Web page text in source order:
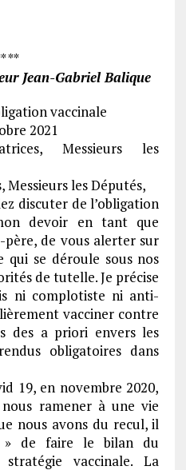
**
Jean-Gabriel Balique
vaccinale
2021
Messieurs les
Messieurs les Députés,
discuter de l’obligation
devoir en tant que
de vous alerter sur
qui se déroule sous nos
de tutelle. Je précise
ni complotiste ni anti-
vacciner contre
des a priori envers les
obligatoires dans
19, en novembre 2020,
ramener à une vie
nous avons du recul, il
» de faire le bilan du
vaccinale. La